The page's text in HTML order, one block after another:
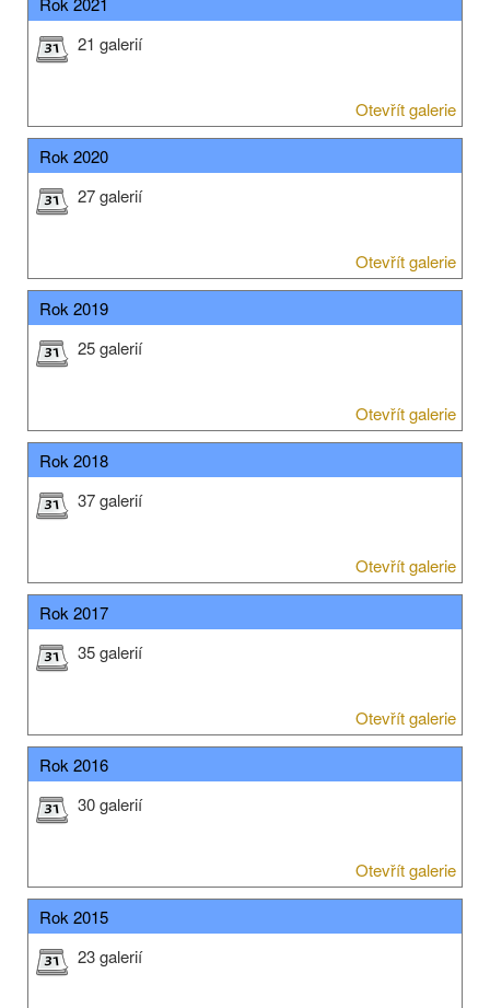
21 galerií
Otevřít galerie
Rok 2020
27 galerií
Otevřít galerie
Rok 2019
25 galerií
Otevřít galerie
Rok 2018
37 galerií
Otevřít galerie
Rok 2017
35 galerií
Otevřít galerie
Rok 2016
30 galerií
Otevřít galerie
Rok 2015
23 galerií